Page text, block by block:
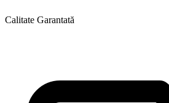
Calitate Garantată